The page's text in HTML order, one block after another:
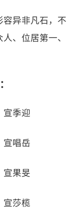
容异非凡石，不
、位居第一、
宣季迎
宣唱岳
宣果旻
宣莎榄